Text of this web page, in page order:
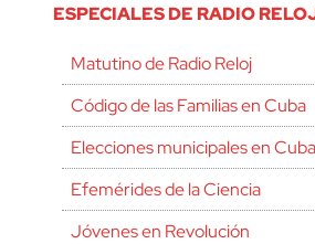
ESPECIALES DE RADIO
Matutino de Radio Reloj
Código de las Familias en Cuba
Elecciones municipales en Cuba
Efemérides de la Ciencia
Jóvenes en Revolución